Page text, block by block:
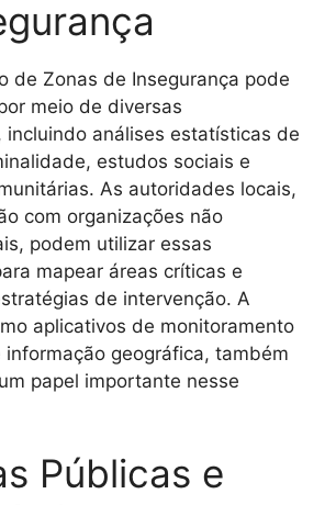
de Zonas de Insegurança pode
meio de diversas
incluindo análises estatísticas de
estudos sociais e
As autoridades locais,
com organizações não
podem utilizar essas
mapear áreas críticas e
de intervenção. A
aplicativos de monitoramento
informação geográfica, também
papel importante nesse
Públicas e